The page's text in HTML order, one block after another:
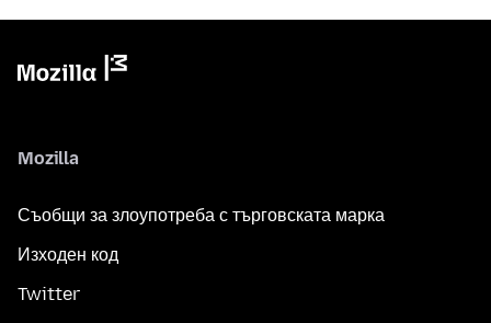
Mozilla
Съобщи за злоупотреба с търговската марка
Изходен код
Twitter